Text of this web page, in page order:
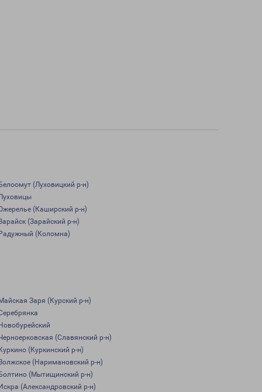
(Луховицкий р-н)
(Каширский р-н)
(Зарайский р-н)
(Коломна)
Заря (Курский р-н)
(Славянский р-н)
(Куркинский р-н)
(Наримановский р-н)
(Мытищинский р-н)
(Александровский р-н)